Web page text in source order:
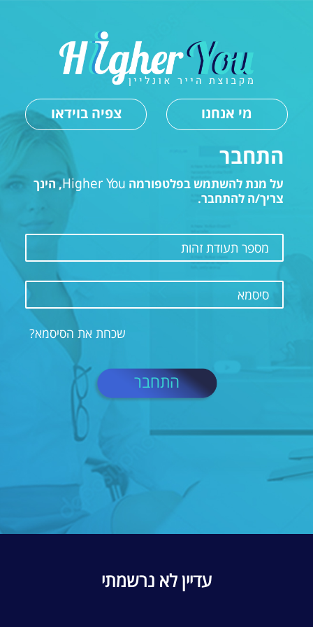
מי אנחנו צפיה בוידאו
התחבר
על מנת להשתמש בפלטפורמה Higher You, הינך
צריך/ה להתחבר.
מספר תעודת זהות
סיסמא
שכחת את הסיסמא?
התחבר
עדיין לא נרשמתי